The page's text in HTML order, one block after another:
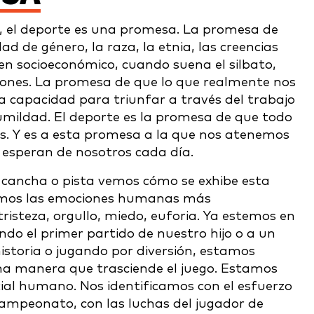
deporte es una promesa. La promesa de
de género, la raza, la etnia, las creencias
socioeconómico, cuando suena el silbato,
La promesa de que lo que realmente nos
capacidad para triunfar a través del trabajo
El deporte es la promesa de que todo
Y es a esta promesa a la que nos atenemos
de nosotros cada día.
o pista vemos cómo se exhibe esta
las emociones humanas más
orgullo, miedo, euforia. Ya estemos en
el primer partido de nuestro hijo o a un
o jugando por diversión, estamos
manera que trasciende el juego. Estamos
humano. Nos identificamos con el esfuerzo
con las luchas del jugador de